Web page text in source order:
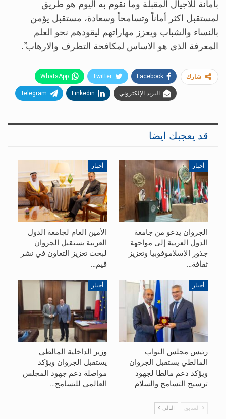
بأمانة للأجيال المقبلة وما نقوم به اليوم هو طريق
لمستقبل اكثر أماناً وتسامحاً وسعادة، مستقبل يؤمن
بالنساء والشباب ويعزز مهاراتهم ليقودهم نحو العلم
المعرفة الذي هو الاساس لمكافحة التطرف والارهاب”.
شارك Facebook
Twitter
WhatsApp
البريد الإلكتروني Linkedin
Telegram
قد يعجبك ايضا
أخبار
الجروان يدعو من جامعة
الدول العربية إلى مواجهة
جذور الإسلاموفوبيا وتعزيز
ثقافة…
أخبار
الأمين العام لجامعة الدول
العربية يستقبل الجروان
لبحث تعزيز التعاون في نشر
قيم…
أخبار
رئيس مجلس النواب
المالطي يستقبل الجروان
ويؤكد دعم مالطا لجهود
ترسيخ التسامح والسلام
أخبار
وزير الداخلية المالطي
يستقبل الجروان ويؤكد
مواصلة دعم جهود المجلس
العالمي للتسامح…
السابق التالي